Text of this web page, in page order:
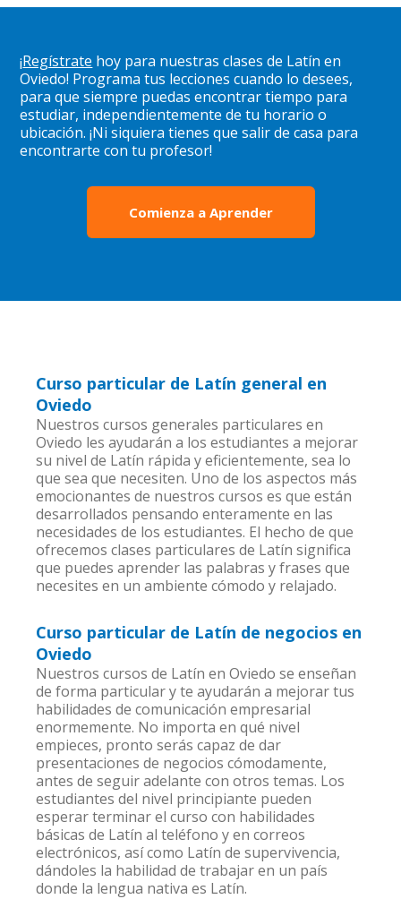
¡Regístrate hoy para nuestras clases de Latín en
Oviedo! Programa tus lecciones cuando lo desees,
para que siempre puedas encontrar tiempo para
estudiar, independientemente de tu horario o
ubicación. ¡Ni siquiera tienes que salir de casa para
encontrarte con tu profesor!
Comienza a Aprender
Curso particular de Latín general en
Oviedo
Nuestros cursos generales particulares en
Oviedo les ayudarán a los estudiantes a mejorar
su nivel de Latín rápida y eficientemente, sea lo
que sea que necesiten. Uno de los aspectos más
emocionantes de nuestros cursos es que están
desarrollados pensando enteramente en las
necesidades de los estudiantes. El hecho de que
ofrecemos clases particulares de Latín significa
que puedes aprender las palabras y frases que
necesites en un ambiente cómodo y relajado.
Curso particular de Latín de negocios en
Oviedo
Nuestros cursos de Latín en Oviedo se enseñan
de forma particular y te ayudarán a mejorar tus
habilidades de comunicación empresarial
enormemente. No importa en qué nivel
empieces, pronto serás capaz de dar
presentaciones de negocios cómodamente,
antes de seguir adelante con otros temas. Los
estudiantes del nivel principiante pueden
esperar terminar el curso con habilidades
básicas de Latín al teléfono y en correos
electrónicos, así como Latín de supervivencia,
dándoles la habilidad de trabajar en un país
donde la lengua nativa es Latín.